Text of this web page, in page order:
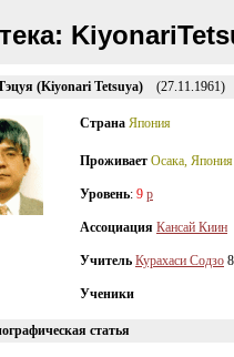
(Kiyonari Tetsuya) (27.11.1961)
Страна Япония
Проживает Осака, Япония
Уровень: 9 p
Ассоциация Кансай Киин
Учитель Курахаси Содзо 8
Ученики
статья